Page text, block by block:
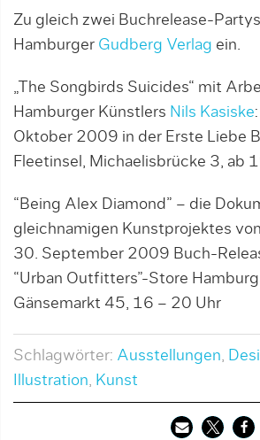
Zu gleich zwei Buchrelease-
Hamburger Gudberg Verlag ein.
„The Songbirds Suicides“ mit
Hamburger Künstlers Nils Kasiske
Oktober 2009 in der Erste Liebe
Fleetinsel, Michaelisbrücke 3, ab
“Being Alex Diamond” – die
gleichnamigen Kunstprojektes von
30. September 2009 Buch-
“Urban Outfitters”-Store Hamburg
Gänsemarkt 45, 16 – 20 Uhr
Schlagwörter: Ausstellungen
Illustration
Kunst